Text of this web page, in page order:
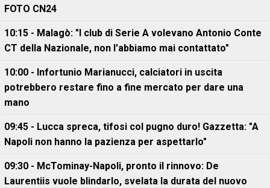
FOTO CN24
10:15 - Malagò: "I club di Serie A volevano Antonio Conte
CT della Nazionale, non l'abbiamo mai contattato"
10:00 - Infortunio Marianucci, calciatori in uscita
potrebbero restare fino a fine mercato per dare una
mano
09:45 - Lucca spreca, tifosi col pugno duro! Gazzetta: "A
Napoli non hanno la pazienza per aspettarlo"
09:30 - McTominay-Napoli, pronto il rinnovo: De
Laurentiis vuole blindarlo, svelata la durata del nuovo